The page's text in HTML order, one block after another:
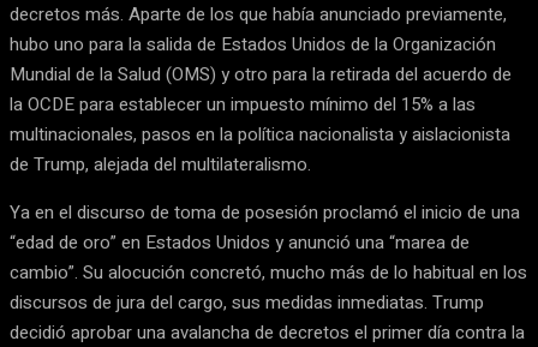
decretos más. Aparte de los que había anunciado previamente,
hubo uno para la salida de Estados Unidos de la Organización
Mundial de la Salud (OMS) y otro para la retirada del acuerdo de
la OCDE para establecer un impuesto mínimo del 15% a las
multinacionales, pasos en la política nacionalista y aislacionista
de Trump, alejada del multilateralismo.
Ya en el discurso de toma de posesión proclamó el inicio de una
“edad de oro” en Estados Unidos y anunció una “marea de
cambio”. Su alocución concretó, mucho más de lo habitual en los
discursos de jura del cargo, sus medidas inmediatas. Trump
decidió aprobar una avalancha de decretos el primer día contra la